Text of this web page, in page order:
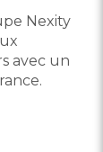
Nexity
avec un